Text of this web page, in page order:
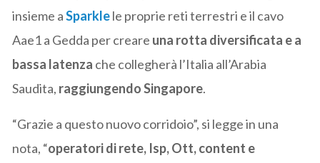
insieme aSparklele proprie reti terrestri e il cavo
Aae1 a Gedda per creare una rotta diversificata e a
bassa latenza che collegherà l’Italia all’Arabia
Saudita, raggiungendo Singapore.
“Grazie a questo nuovo corridoio”, si legge in una
nota, “operatori di rete, Isp, Ott, content e